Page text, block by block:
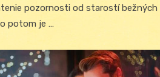
pozornosti od starostí bežných
potom je …